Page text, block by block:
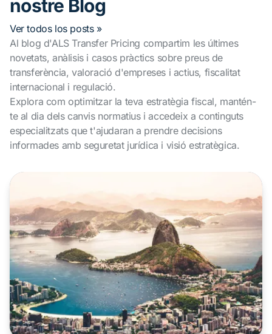
nostre Blog
Ver todos los posts »
Al blog d'ALS Transfer Pricing compartim les últimes
novetats, anàlisis i casos pràctics sobre preus de
transferència, valoració d'empreses i actius, fiscalitat
internacional i regulació.
Explora com optimitzar la teva estratègia fiscal, mantén-
te al dia dels canvis normatius i accedeix a continguts
especialitzats que t'ajudaran a prendre decisions
informades amb seguretat jurídica i visió estratègica.